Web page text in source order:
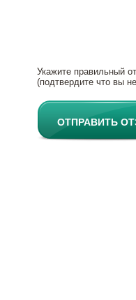
Укажите правильный
(подтвердите что вы
ОТПРАВИТЬ